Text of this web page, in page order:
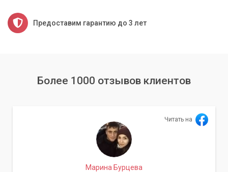
Предоставим гарантию до 3 лет
Более 1000 отзывов клиентов
Читать на
Марина Бурцева